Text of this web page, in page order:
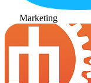
Marketing